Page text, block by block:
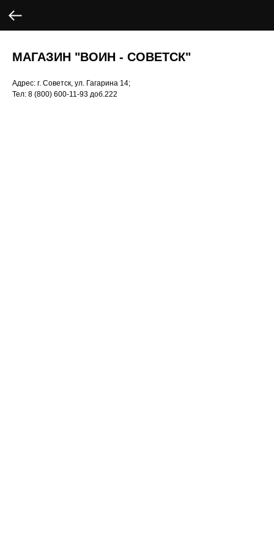
МАГАЗИН "ВОИН - СОВЕТСК"
Адрес: г. Советск, ул. Гагарина 14;
Тел: 8 (800) 600-11-93 доб.222